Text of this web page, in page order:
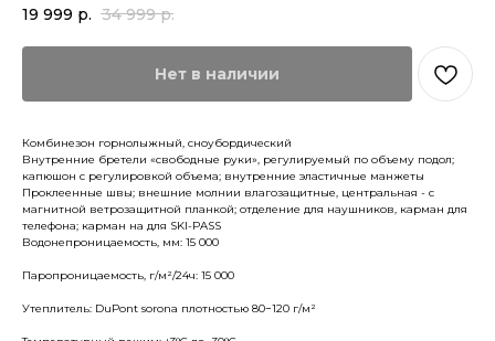
19 999 р. 34 999 р.
Нет в наличии
Комбинезон горнолыжный, сноубордический
Внутренние бретели «свободные руки», регулируемый по объему подол;
капюшон с регулировкой объема; внутренние эластичные манжеты
Проклеенные швы; внешние молнии влагозащитные, центральная - с
магнитной ветрозащитной планкой; отделение для наушников, карман для
телефона; карман на для SKI-PASS
Водонепроницаемость, мм: 15 000
Паропроницаемость, г/м²/24ч: 15 000
Утеплитель: DuPont sorona плотностью 80−120 г/м²